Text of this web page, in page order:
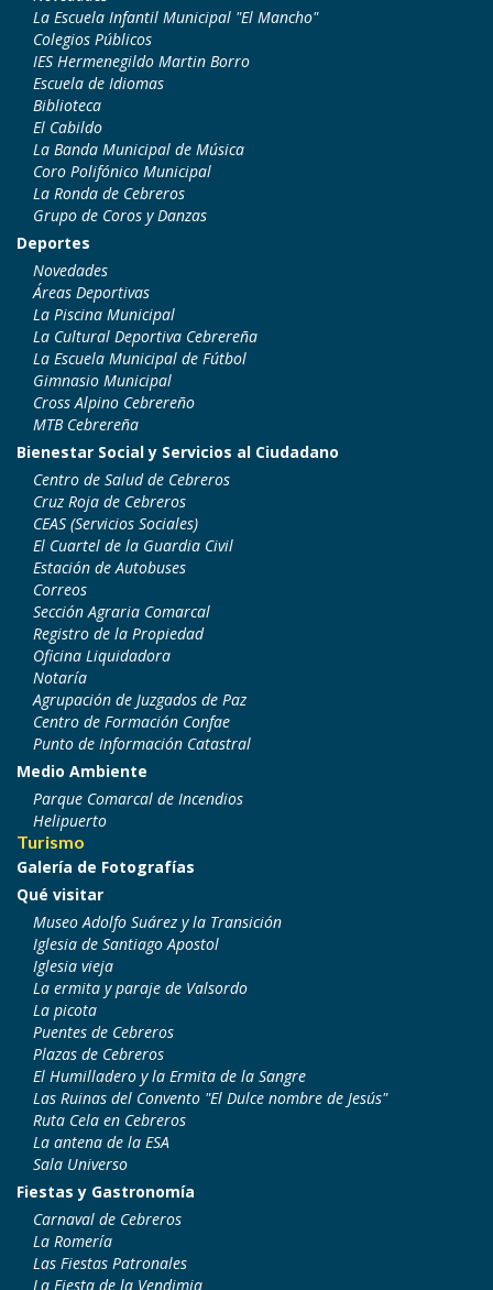
La Escuela Infantil Municipal "El Mancho"
Colegios Públicos
IES Hermenegildo Martin Borro
Escuela de Idiomas
Biblioteca
El Cabildo
La Banda Municipal de Música
Coro Polifónico Municipal
La Ronda de Cebreros
Grupo de Coros y Danzas
Deportes
Novedades
Áreas Deportivas
La Piscina Municipal
La Cultural Deportiva Cebrereña
La Escuela Municipal de Fútbol
Gimnasio Municipal
Cross Alpino Cebrereño
MTB Cebrereña
Bienestar Social y Servicios al Ciudadano
Centro de Salud de Cebreros
Cruz Roja de Cebreros
CEAS (Servicios Sociales)
El Cuartel de la Guardia Civil
Estación de Autobuses
Correos
Sección Agraria Comarcal
Registro de la Propiedad
Oficina Liquidadora
Notaría
Agrupación de Juzgados de Paz
Centro de Formación Confae
Punto de Información Catastral
Medio Ambiente
Parque Comarcal de Incendios
Helipuerto
Turismo
Galería de Fotografías
Qué visitar
Museo Adolfo Suárez y la Transición
Iglesia de Santiago Apostol
Iglesia vieja
La ermita y paraje de Valsordo
La picota
Puentes de Cebreros
Plazas de Cebreros
El Humilladero y la Ermita de la Sangre
Las Ruinas del Convento "El Dulce nombre de Jesús"
Ruta Cela en Cebreros
La antena de la ESA
Sala Universo
Fiestas y Gastronomía
Carnaval de Cebreros
La Romería
Las Fiestas Patronales
La Fiesta de la Vendimia